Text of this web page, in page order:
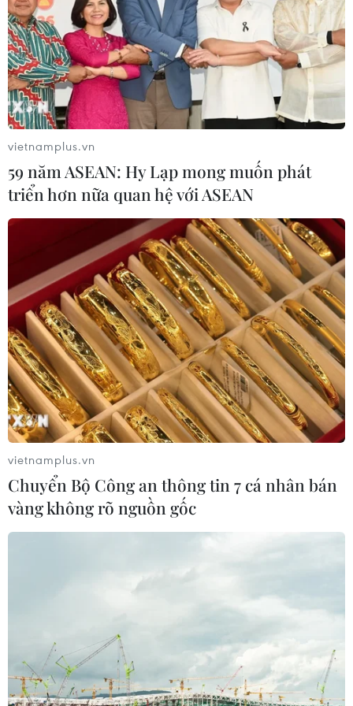
Syria: Nổ xe buýt gần thủ đô
Damascus khiến 2 người chết và 13
người bị thương
07/08/2026 00:50
Ớt nhập khẩu từ Mexico khiến hàng
trăm người tiêu dùng Mỹ nhiễm
khuẩn Salmonella
07/08/2026 00:43
Bánh xèo tôm nhảy - món ăn phải
thử khi đến Quy Nhơn
07/08/2026 00:00
Chưa có bằng chứng truyền máu trẻ
giúp chống lão hóa
06/08/2026 23:16
Xung đột Israel-Hamas: Ít nhất 300
trẻ em thiệt mạng trong 300 ngày
Nước thải từ máy bay có thể giúp
phát hiện sớm nguy cơ đại dịch
06/08/2026 22:30
vietnamplus.vn
59 năm ASEAN: Hy Lạp mong muốn phát
triển hơn nữa quan hệ với ASEAN
vietnamplus.vn
Chuyển Bộ Công an thông tin 7 cá nhân bán
vàng không rõ nguồn gốc